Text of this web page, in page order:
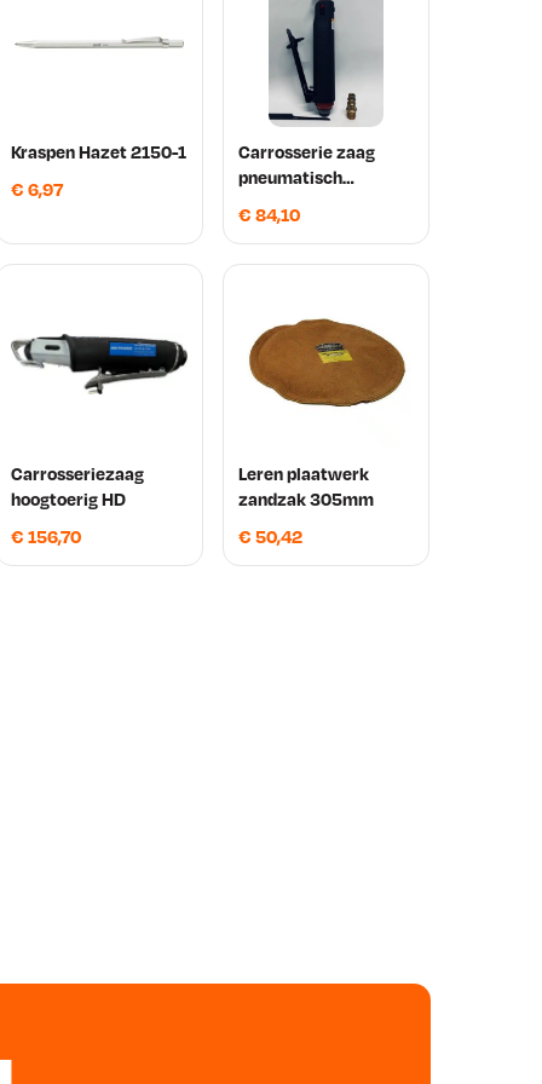
Kraspen Hazet 2150-1
€ 6,97
Carrosserie zaag
pneumatisch
€ 84,10
Carrosseriezaag
hoogtoerig HD
€ 156,70
Leren plaatwerk
zandzak 305mm
€ 50,42